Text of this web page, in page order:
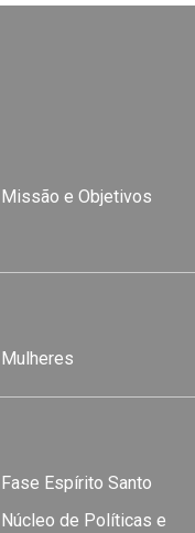
Missão e Objetivos
Mulheres
Fase Espírito Santo
Núcleo de Políticas e